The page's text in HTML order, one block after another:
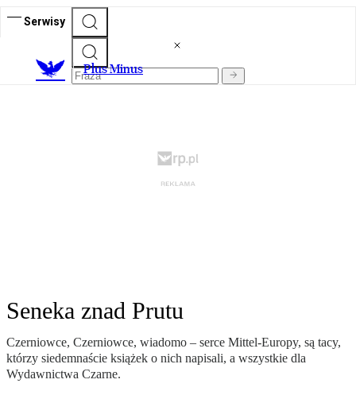
Serwisy
Plus Minus
Seneka znad Prutu
Czerniowce, Czerniowce, wiadomo – serce Mittel-Europy, są tacy,
którzy siedemnaście książek o nich napisali, a wszystkie dla
Wydawnictwa Czarne.